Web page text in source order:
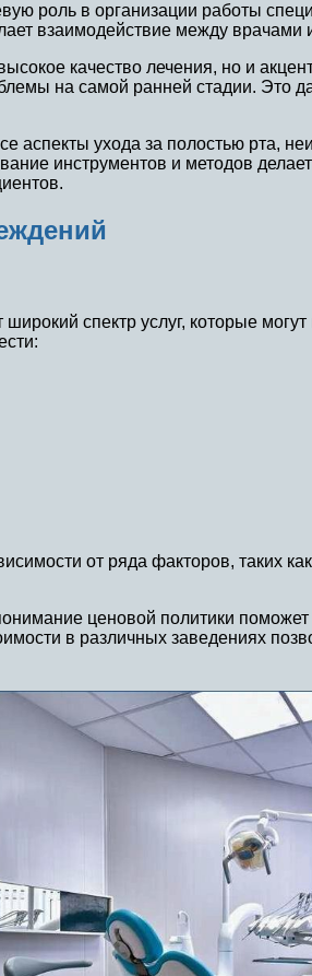
роль в организации работы
взаимодействие между
качество лечения, но и
на самой ранней стадии. Это
аспекты ухода за полостью рта,
инструментов и методов
спектр услуг, которые
от ряда факторов, таких
ценовой политики
в различных заведениях